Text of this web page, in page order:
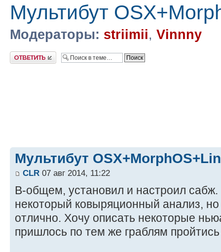
Мультибут
Модераторы: striimii, Vinnny
Ответить
Мультибут
CLR 07 авг 2014, 11:22
В-общем, установил и настроил
некоторый ковыряционный анализ, но
отлично. Хочу описать некоторые
пришлось по тем же граблям